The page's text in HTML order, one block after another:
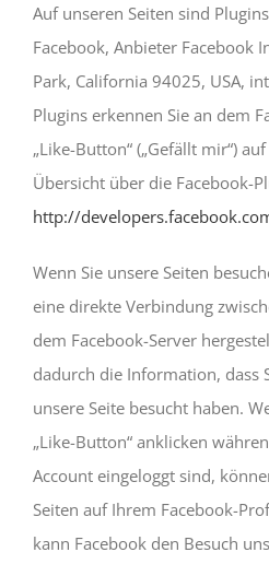
Auf unseren Seiten sind
Facebook, Anbieter Facebook
Park, California 94025, USA,
Plugins erkennen Sie an dem
„Like-Button“ („Gefällt mir“)
Übersicht über die Facebook-
http://
Wenn Sie unsere Seiten
eine direkte Verbindung
dem Facebook-Server
dadurch die Information, dass
unsere Seite besucht haben.
„Like-Button“ anklicken
Account eingeloggt sind,
Seiten auf Ihrem Facebook-
kann Facebook den Besuch